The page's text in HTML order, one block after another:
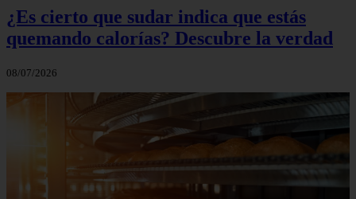
¿Es cierto que sudar indica que estás
quemando calorías? Descubre la verdad
08/07/2026